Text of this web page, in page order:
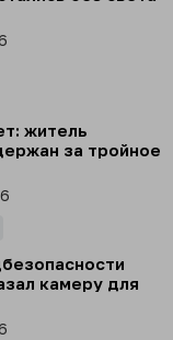
сообщил
республики
житель
за тройное
области
камеру для